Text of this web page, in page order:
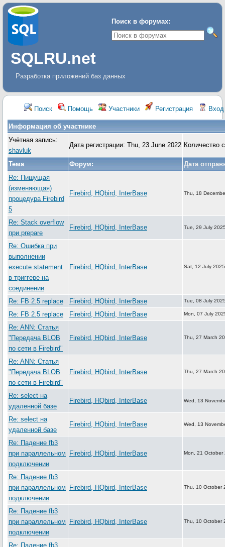
Поиск в форумах:
SQLRU.net
Разработка приложений баз данных
Поиск Помощь Участники Регистрация Вход
Информация об участнике
Учётная запись:
shavluk
Дата регистрации: Thu, 23 June 2022 Количество
Тема Форум:
Дата
Re: Пишущая
(изменяющая)
процедура Firebird
5
Firebird, HQbird, InterBase Thu, 18
Re: Stack overflow
при prepare
Firebird, HQbird, InterBase Tue, 29 July
Re: Ошибка при
выполнении
execute statement
в триггере на
соединении
Firebird, HQbird, InterBase Sat, 12 July
Re: FB 2.5 replace Firebird, HQbird, InterBase Tue, 08 July
Re: FB 2.5 replace Firebird, HQbird, InterBase Mon, 07 July
Re: ANN: Статья
"Передача BLOB
по сети в Firebird"
Firebird, HQbird, InterBase Thu, 27 March
Re: ANN: Статья
"Передача BLOB
по сети в Firebird"
Firebird, HQbird, InterBase Thu, 27 March
Re: select на
удаленной базе
Firebird, HQbird, InterBase Wed, 13
Re: select на
удаленной базе
Firebird, HQbird, InterBase Wed, 13
Re: Падение fb3
при параллельном
подключении
Firebird, HQbird, InterBase Mon, 21 October
Re: Падение fb3
при параллельном
подключении
Firebird, HQbird, InterBase Thu, 10 October
Re: Падение fb3
при параллельном
подключении
Firebird, HQbird, InterBase Thu, 10 October
Re: Падение fb3